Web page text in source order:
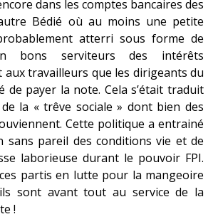
dans les comptes bancaires des
Bédié où au moins une petite
atterri sous forme de
bons serviteurs des intérêts
aux travailleurs que les dirigeants du
de payer la note. Cela s’était traduit
la « trêve sociale » dont bien des
Cette politique a entrainé
sans pareil des conditions vie et de
laborieuse durant le pouvoir FPI.
partis en lutte pour la mangeoire
sont avant tout au service de la
!